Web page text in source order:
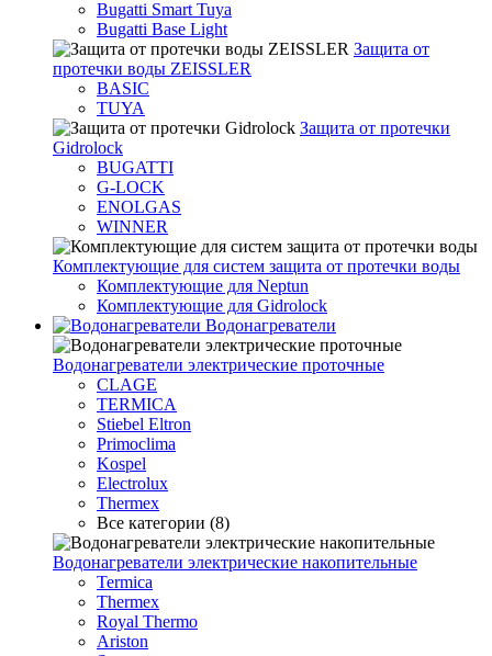
Bugatti Smart Tuya
Bugatti Base Light
Защита от
протечки воды ZEISSLER
BASIC
TUYA
Защита от протечки
Gidrolock
BUGATTI
G-LOCK
ENOLGAS
WINNER
Комплектующие для систем защита от протечки воды
Комплектующие для Neptun
Комплектующие для Gidrolock
Водонагреватели
Водонагреватeли электрические проточные
CLAGE
TERMICA
Stiebel Eltron
Primoclima
Kospel
Electrolux
Thermex
Все категории (8)
Водонагреватели электрические накопительные
Termica
Thermex
Royal Thermo
Ariston